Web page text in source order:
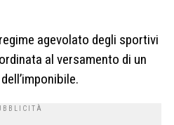
agevolato degli sportivi
al versamento di un